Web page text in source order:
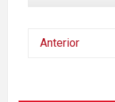
Anterior